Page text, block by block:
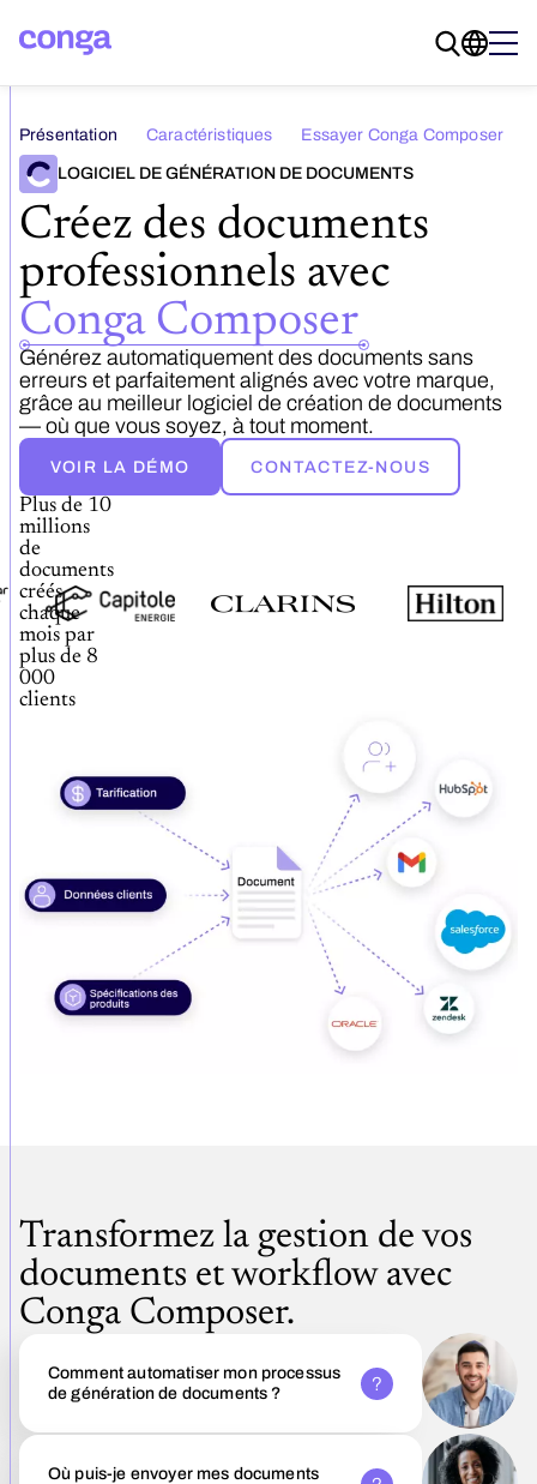
LOGICIEL DE GÉNÉRATION DE DOCUMENTS
Présentation Caractéristiques Essayer Conga Composer
Créez des documents
professionnels avec
Conga Composer
Générez automatiquement des documents sans
erreurs et parfaitement alignés avec votre marque,
grâce au meilleur logiciel de création de documents
— où que vous soyez, à tout moment.
VOIR LA DÉMO CONTACTEZ-NOUS
Plus de 10
millions
de
documents
créés
chaque
mois par
plus de 8
000
clients
Transformez la gestion de vos
documents et workflow avec
Conga Composer.
Comment automatiser mon processus
de génération de documents ?
Où puis-je envoyer mes documents